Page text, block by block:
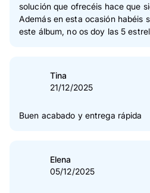
solución que ofrecéis hace que
Además en esta ocasión habéis
este álbum, no os doy las 5
Tina
21/12/2025
Buen acabado y entrega rápida
Elena
05/12/2025